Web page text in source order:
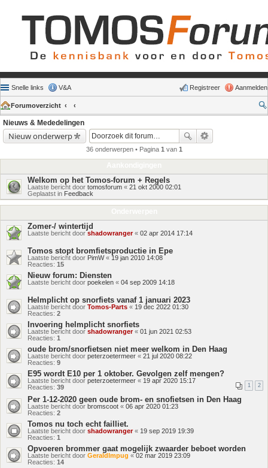
Snelle links V&A Aanmelden
Registreer
Forumoverzicht
Nieuws & Mededelingen
Nieuw onderwerp
36 onderwerpen • Pagina 1 van 1
Welkom op het Tomos-forum + Regels
Laatste bericht door tomosforum « 21 okt 2000 02:01
Geplaatst in Feedback
Zomer-/ wintertijd
Laatste bericht doorshadowranger« 02 apr 2014 17:14
Tomos stopt bromfietsproductie in Epe
Laatste bericht door PimW« 19 jan 2010 14:08
Reacties: 15
Nieuw forum: Diensten
Laatste bericht door poekelen « 04 sep 2009 14:18
Helmplicht op snorfiets vanaf 1 januari 2023
Laatste bericht door Tomos-Parts « 19 dec 2022 01:30
Reacties: 2
Invoering helmplicht snorfiets
Laatste bericht door shadowranger« 01 jun 2021 02:53
Reacties: 1
oude brom/snorfietsen niet meer welkom in Den Haag
Laatste bericht door peterzoetermeer « 21 jul 2020 08:22
Reacties: 9
E95 wordt E10 per 1 oktober. Gevolgen zelf mengen?
Laatste bericht door peterzoetermeer « 19 apr 2020 15:17
Reacties: 39 1 2
Per 1-12-2020 geen oude brom- en snofietsen in Den Haag
Laatste bericht door bromscoot « 06 apr 2020 01:23
Reacties: 2
Tomos nu toch echt failliet.
Laatste bericht door shadowranger« 19 sep 2019 19:39
Reacties: 1
Opvoeren brommer gaat mogelijk zwaarder beboet worden
Laatste bericht door GeraldImpug «02 mar 2019 23:09
Reacties: 14